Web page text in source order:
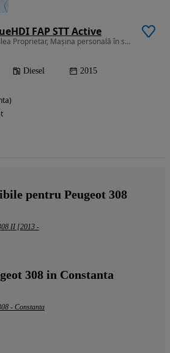
FAP STT Active
1997 cm3 • 150 CP • Al doilea Proprietar, Mașina personală în stare foarte bună .
Diesel 2015
pentru Peugeot 308
II [2013 -
308 in Constanta
- Constanta